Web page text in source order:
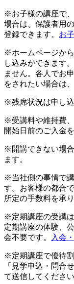
※お子様の講座で
場合は、保護者用
登録できます。 お
※ホームページか
し込みができます
ません。各人でお
をされたい場合は
※残席状況は申し
※受講料や維持費
開始日前のご入金
※開講できない場
ます。
※当社側の事情で
す。お客様の都合
所定の手数料を承り
※定期講座の受講
定期講座の体験、
会不要です。
入会
※定期講座で優待
「見学申込・問合
て送信してください